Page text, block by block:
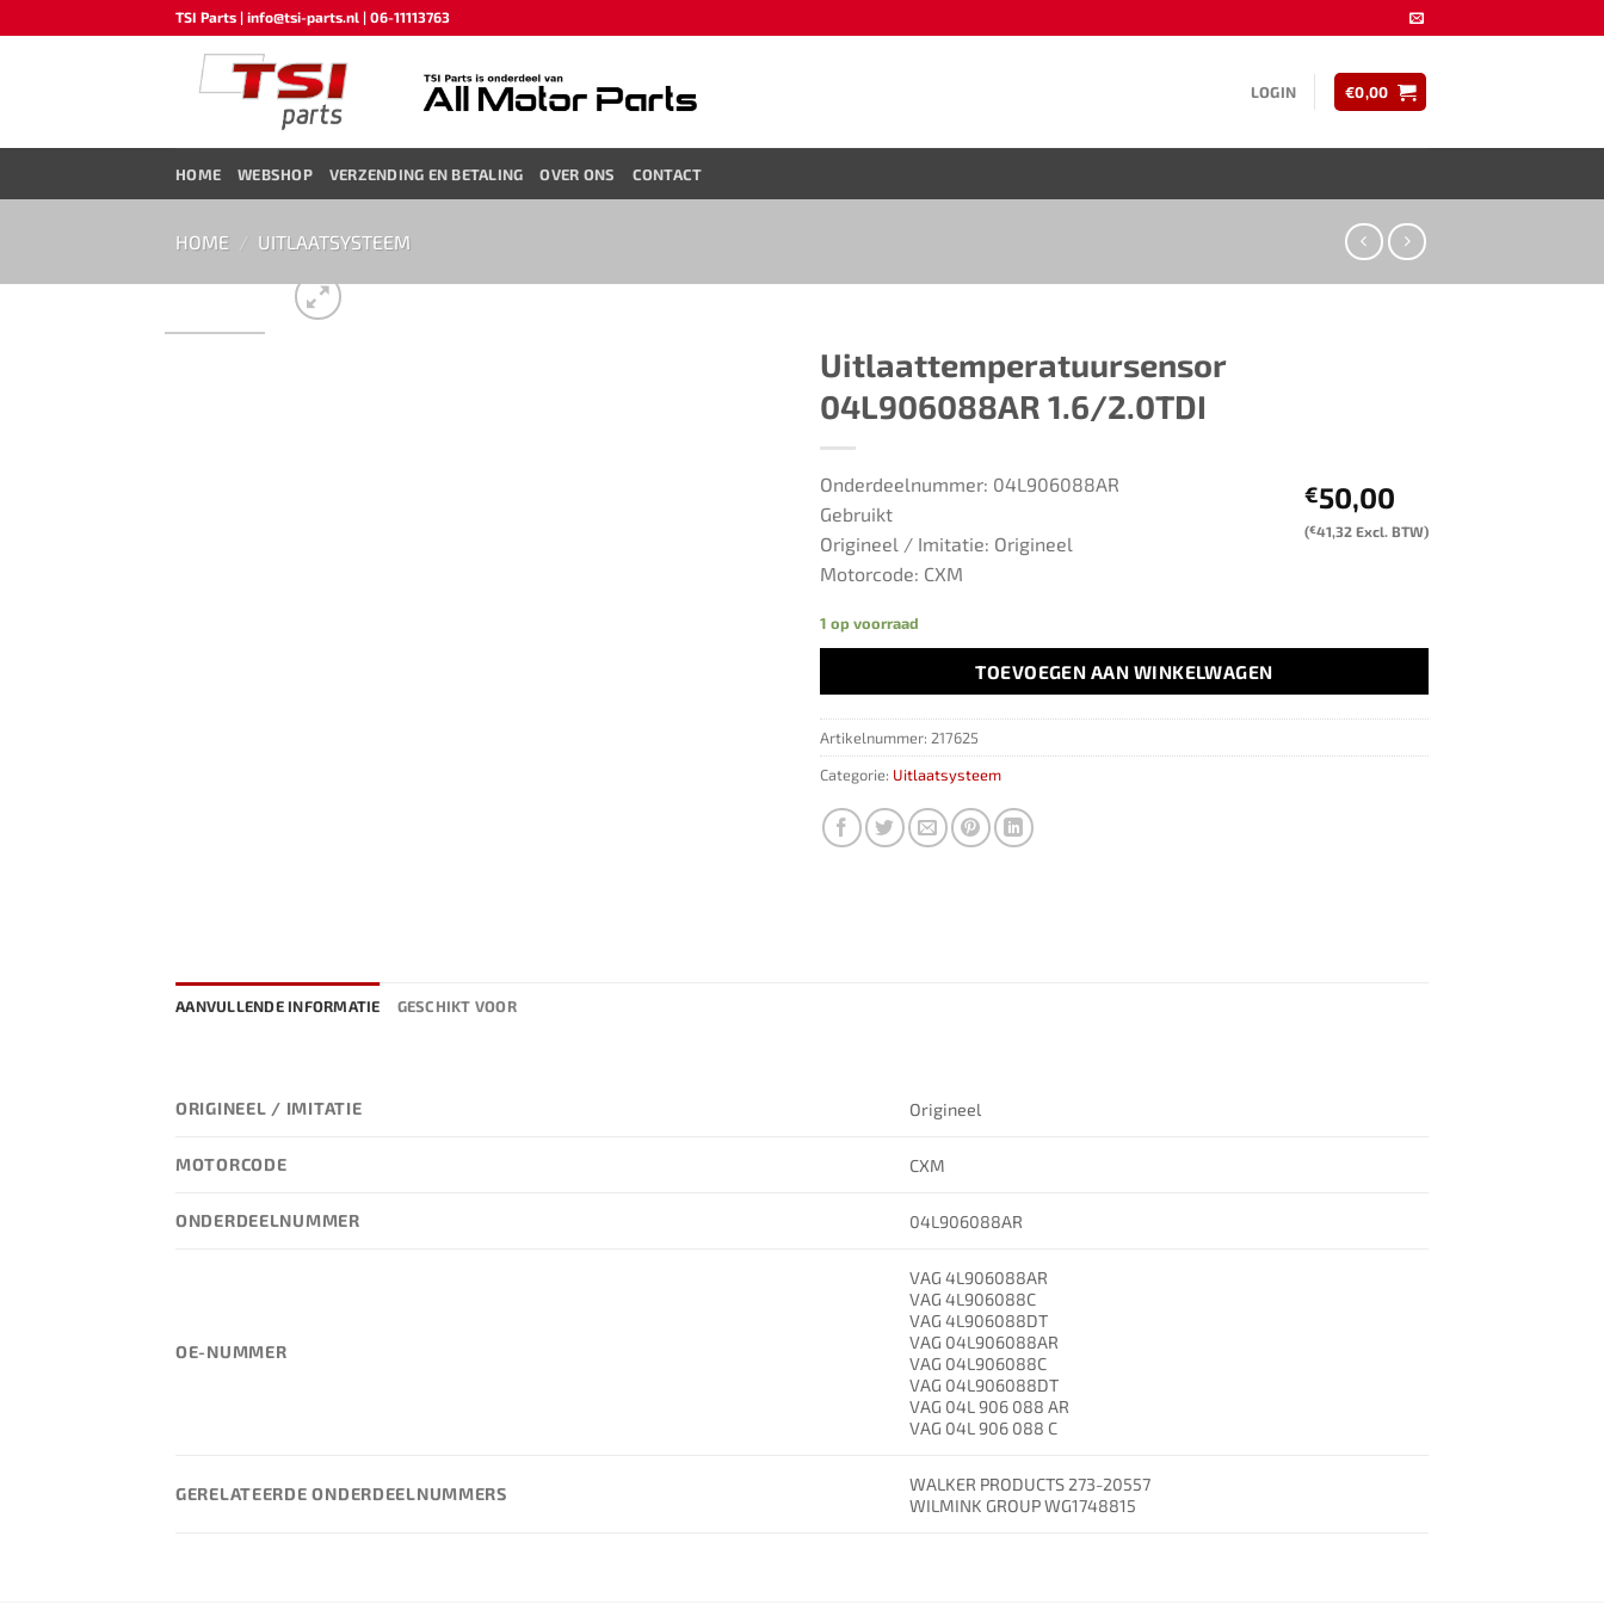
naar
TSI Parts | info@tsi-parts.nl | 06-11113763
LOGIN €0,00
HOME WEBSHOP VERZENDING EN BETALING OVER ONS CONTACT
HOME / UITLAATSYSTEEM
Uitlaattemperatuursensor ​​
04L906088AR​ ​​​1.6/2.0TDI
€50,00
(€41,32 Excl. BTW)
Onderdeelnummer: 04L906088AR
Gebruikt
Origineel / Imitatie: Origineel
Motorcode: CXM
1 op voorraad
TOEVOEGEN AAN WINKELWAGEN
Artikelnummer: 217625
Categorie: Uitlaatsysteem
AANVULLENDE INFORMATIE GESCHIKT VOOR
ORIGINEEL / IMITATIE Origineel
MOTORCODE CXM
ONDERDEELNUMMER 04L906088AR
OE-NUMMER
VAG 4L906088AR
VAG 4L906088C
VAG 4L906088DT
VAG 04L906088AR
VAG 04L906088C
VAG 04L906088DT
VAG 04L 906 088 AR
VAG 04L 906 088 C
GERELATEERDE ONDERDEELNUMMERS
WALKER PRODUCTS 273-20557
WILMINK GROUP WG1748815